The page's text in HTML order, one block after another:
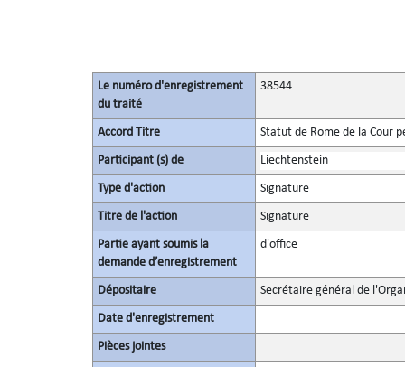
Le numéro d'enregistrement
du traité
38544
Accord Titre Statut de Rome de la Cour
Participant (s) de Liechtenstein
Type d'action Signature
Titre de l'action Signature
Partie ayant soumis la
demande d’enregistrement
d'office
Dépositaire Secrétaire général de
Date d'enregistrement
Pièces jointes